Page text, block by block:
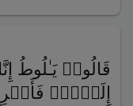
قَالُوا۟ یَـٰلُوطُ
إِلَیۡكَۖ فَأَسۡرِ